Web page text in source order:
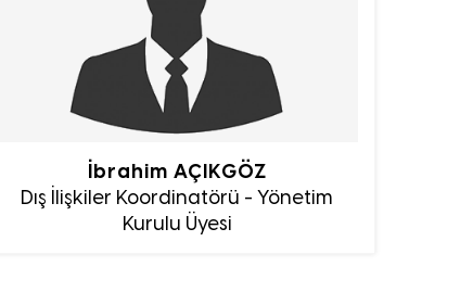
İbrahim AÇIKGÖZ
Dış İlişkiler Koordinatörü - Yönetim
Kurulu Üyesi